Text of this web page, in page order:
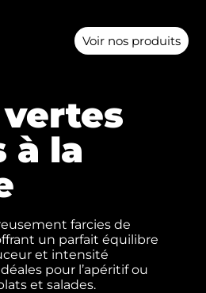
Voir nos produits
à la
farcies de
un parfait équilibre
et intensité
pour l’apéritif ou
et salades.